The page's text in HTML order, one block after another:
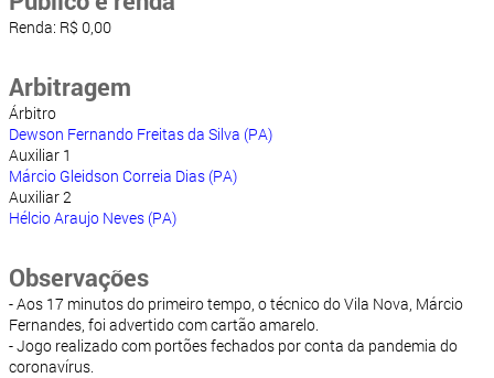
Renda: R$ 0,00
Arbitragem
Árbitro
Dewson Fernando Freitas da Silva (PA)
Auxiliar 1
Márcio Gleidson Correia Dias (PA)
Auxiliar 2
Hélcio Araujo Neves (PA)
Observações
- Aos 17 minutos do primeiro tempo, o técnico do Vila Nova, Márcio
Fernandes, foi advertido com cartão amarelo.
- Jogo realizado com portões fechados por conta da pandemia do
coronavírus.